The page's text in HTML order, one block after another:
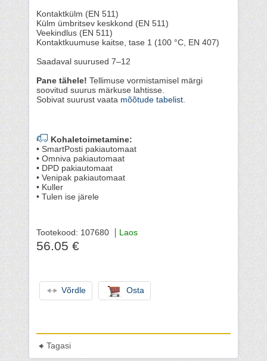
Kontaktkülm (EN 511)
Külm ümbritsev keskkond (EN 511)
Veekindlus (EN 511)
Kontaktkuumuse kaitse, tase 1 (100 °C, EN 407)
Saadaval suurused 7–12
Pane tähele! Tellimuse vormistamisel märgi
soovitud suurus märkuse lahtisse.
Sobivat suurust vaata mõõtude tabelist.
Kohaletoimetamine:
• SmartPosti pakiautomaat
• Omniva pakiautomaat
• DPD pakiautomaat
• Venipak pakiautomaat
• Kuller
• Tulen ise järele
Tootekood: 107680 Laos
56.05 €
Võrdle Osta
Tagasi